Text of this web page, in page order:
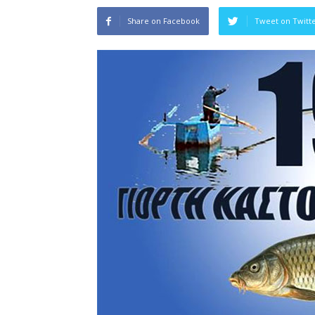
Share on Facebook Tweet on